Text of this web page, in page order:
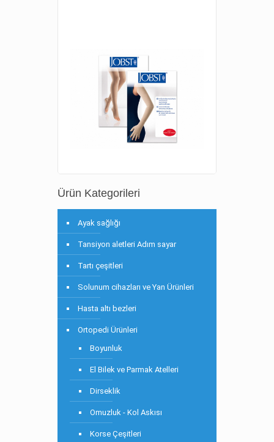
Ürün Kategorileri
Ayak sağlığı
Tansiyon aletleri Adım sayar
Tartı çeşitleri
Solunum cihazları ve Yan Ürünleri
Hasta altı bezleri
Ortopedi Ürünleri
Boyunluk
El Bilek ve Parmak Atelleri
Dirseklik
Omuzluk - Kol Askısı
Korse Çeşitleri